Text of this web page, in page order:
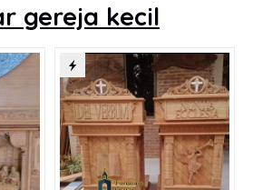
gereja kecil